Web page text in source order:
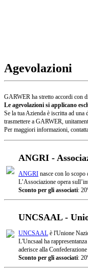
Agevolazioni
GARWER ha stretto accordi con
Le agevolazioni si applicano
Se la tua Azienda è iscritta ad
trasmettere a GARWER,
Per maggiori informazioni,
ANGRI -
ANGRI nasce con lo scopo
L’Associazione opera
Sconto per gli associati:
UNCSAAL -
UNCSAAL è l'Unione
L'Uncsaal ha
aderisce alla
Sconto per gli associati: